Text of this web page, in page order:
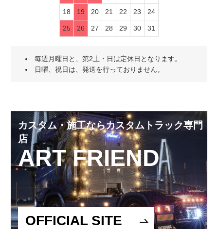
18 19 20 21 22 23 24
25 26 27 28 29 30 31
毎週月曜日と、第2土・日は定休日となります。
日曜、祝日は、発送を行っておりません。
カスタム・施工ならカスタムトラック専門
店
ART FRIEND
OFFICIAL SITE